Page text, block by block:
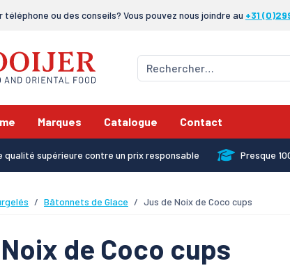
téléphone ou des conseils? Vous pouvez nous joindre au +31
Marques Catalogue Contact
qualité supérieure contre un prix responsable Presque
Bâtonnets de Glace Jus de Noix de Coco cups
de Coco cups